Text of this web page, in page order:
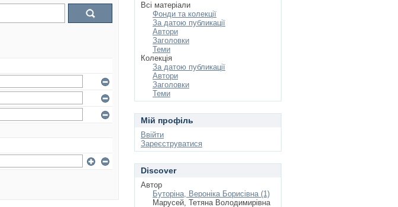
Всі матеріали
Фонди та колекції
За датою публикації
Автори
Заголовки
Теми
Колекція
За датою публикації
Автори
Заголовки
Теми
Мій профіль
Ввійти
Зареєструватися
Discover
Автор
Буторіна, Вероніка Борисівна (1)
Марусей, Тетяна Володимирівна